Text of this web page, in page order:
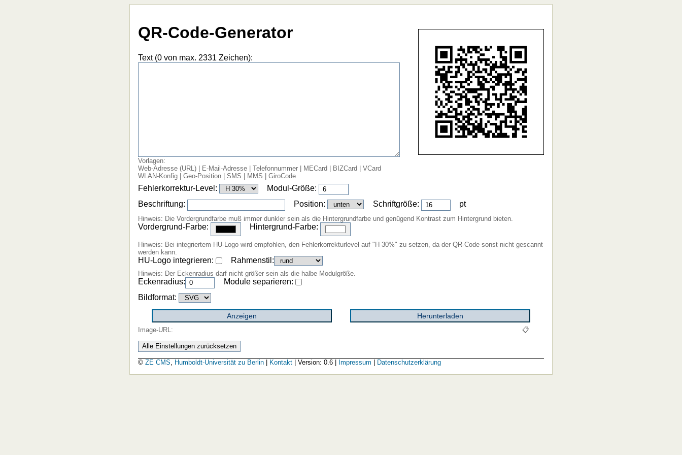
QR-Code-Generator
Text (0 von max. 2331 Zeichen):
Vorlagen:
Web-Adresse (URL)
E-Mail-Adresse Telefonnummer MECard BIZCard
VCard
WLAN-Konfig
Geo-Position SMS MMS GiroCode
Fehlerkorrektur-Level:
Modul-Größe:
Beschriftung:
Position: Schriftgröße: pt
Hinweis: Die Vordergrundfarbe muß immer dunkler sein als die Hintergrundfarbe und genügend Kontrast zum Hintergrund bieten.
Vordergrund-Farbe: Hintergrund-Farbe:
Hinweis: Bei integriertem HU-Logo wird empfohlen, den Fehlerkorrekturlevel auf "H 30%" zu setzen, da der QR-Code sonst nicht gescannt
werden kann.
HU-Logo integrieren: Rahmenstil:
Hinweis: Der Eckenradius darf nicht größer sein als die halbe Modulgröße.
Eckenradius:
Module separieren:
Bildformat:
Image-URL: 📋
© ZE CMS, Humboldt-Universität zu Berlin Kontakt | Version: 0.6 | Impressum Datenschutzerklärung